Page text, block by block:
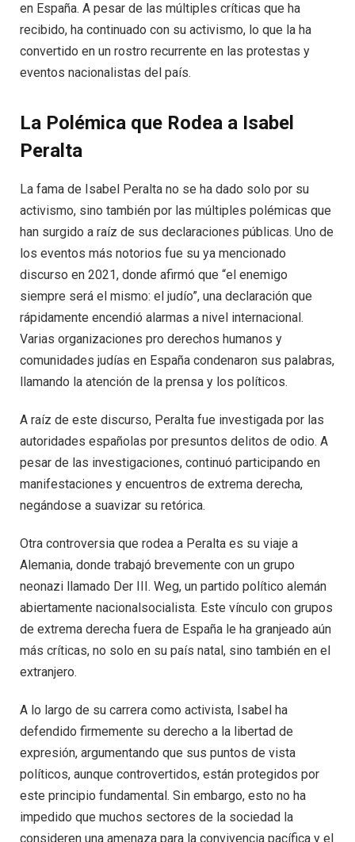
en España. A pesar de las múltiples críticas que ha
recibido, ha continuado con su activismo, lo que la ha
convertido en un rostro recurrente en las protestas y
eventos nacionalistas del país.
La Polémica que Rodea a Isabel
Peralta
La fama de Isabel Peralta no se ha dado solo por su
activismo, sino también por las múltiples polémicas que
han surgido a raíz de sus declaraciones públicas. Uno de
los eventos más notorios fue su ya mencionado
discurso en 2021, donde afirmó que “el enemigo
siempre será el mismo: el judío”, una declaración que
rápidamente encendió alarmas a nivel internacional.
Varias organizaciones pro derechos humanos y
comunidades judías en España condenaron sus palabras,
llamando la atención de la prensa y los políticos.
A raíz de este discurso, Peralta fue investigada por las
autoridades españolas por presuntos delitos de odio. A
pesar de las investigaciones, continuó participando en
manifestaciones y encuentros de extrema derecha,
negándose a suavizar su retórica.
Otra controversia que rodea a Peralta es su viaje a
Alemania, donde trabajó brevemente con un grupo
neonazi llamado Der III. Weg, un partido político alemán
abiertamente nacionalsocialista. Este vínculo con grupos
de extrema derecha fuera de España le ha granjeado aún
más críticas, no solo en su país natal, sino también en el
extranjero.
A lo largo de su carrera como activista, Isabel ha
defendido firmemente su derecho a la libertad de
expresión, argumentando que sus puntos de vista
políticos, aunque controvertidos, están protegidos por
este principio fundamental. Sin embargo, esto no ha
impedido que muchos sectores de la sociedad la
consideren una amenaza para la convivencia pacífica y el